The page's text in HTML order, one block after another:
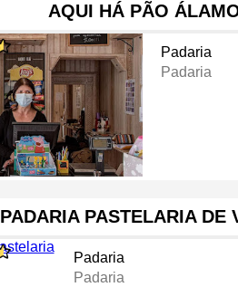
AQUI HÁ PÃO
Padaria
Padaria
PADARIA PASTELARIA DE
Padaria
Padaria